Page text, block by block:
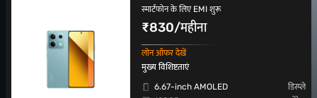
स्मार्टफोन के लिए EMI शुरू
₹830/महीना
लोन ऑफर देखें
मुख्य विशिष्टताएं
6.67-inch AMOLED
डिस्प्ले